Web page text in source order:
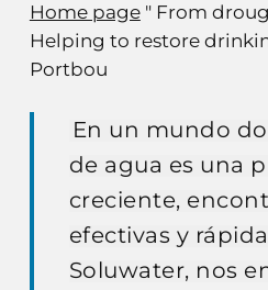
Home page" From
Helping to restore
Portbou
En un mundo
de agua es una
creciente,
efectivas y
Soluwater, nos